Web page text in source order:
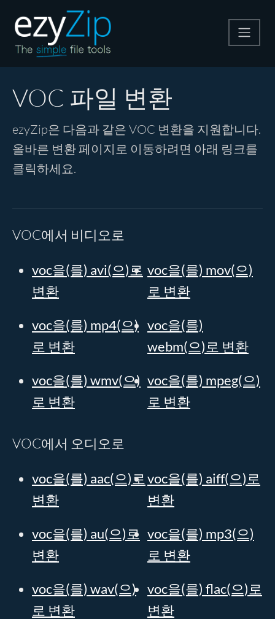
VOC 파일 변환
ezyZip은 다음과 같은 VOC 변환을 지원합니다.
올바른 변환 페이지로 이동하려면 아래 링크를
클릭하세요.
VOC에서 비디오로
voc을(를) avi(으)로
변환
voc을(를) mov(으)
로 변환
voc을(를) mp4(으)
로 변환
voc을(를)
webm(으)로 변환
voc을(를) wmv(으)
로 변환
voc을(를) mpeg(으)
로 변환
VOC에서 오디오로
voc을(를) aac(으)로
변환
voc을(를) aiff(으)로
변환
voc을(를) au(으)로
변환
voc을(를) mp3(으)
로 변환
voc을(를) wav(으)
로 변환
voc을(를) flac(으)로
변환